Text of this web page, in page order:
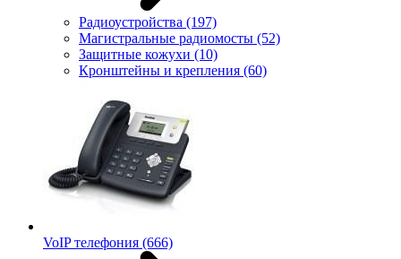
Радиоустройства (197)
Магистральные радиомосты (52)
Защитные кожухи (10)
Кронштейны и крепления (60)
VoIP телефония (666)